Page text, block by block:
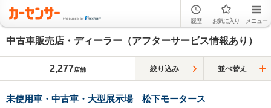
履歴 お気に入り メニュー
中古車販売店・ディーラー（アフターサービス情報あり）
2,277店舗 絞り込み 並べ替え
未使用車・中古車・大型展示場 松下モータース